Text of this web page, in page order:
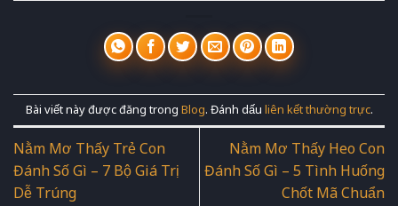
Bài viết này được đăng trongBlog. Đánh dấuliên kết thường trực.
Nằm Mơ Thấy Trẻ Con
Đánh Số Gì – 7 Bộ Giá Trị
Dễ Trúng
Nằm Mơ Thấy Heo Con
Đánh Số Gì – 5 Tình Huống
Chốt Mã Chuẩn